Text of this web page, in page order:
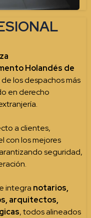
Holandés de
de los despachos más
en derecho
a clientes,
con los mejores
seguridad,
integra notarios,
arquitectos,
, todos alineados